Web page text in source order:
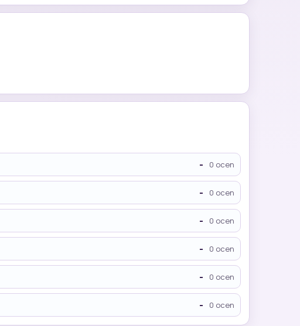
- 0 ocen
- 0 ocen
- 0 ocen
- 0 ocen
- 0 ocen
- 0 ocen